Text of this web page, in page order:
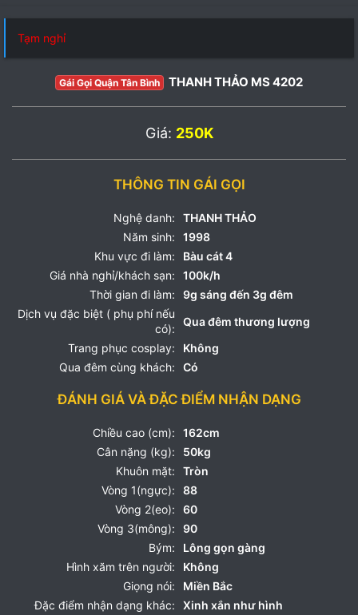
Tạm nghỉ
Gái Gọi Quận Tân Bình THANH THẢO MS 4202
Giá: 250K
THÔNG TIN GÁI GỌI
Nghệ danh:
THANH THẢO
Năm sinh:
1998
Khu vực đi làm:
Bàu cát 4
Giá nhà nghỉ/khách sạn:
100k/h
Thời gian đi làm:
9g sáng đến 3g đêm
Dịch vụ đặc biệt ( phụ phí nếu
có):
Qua đêm thương lượng
Trang phục cosplay:
Không
Qua đêm cùng khách:
Có
ĐÁNH GIÁ VÀ ĐẶC ĐIỂM NHẬN DẠNG
Chiều cao (cm):
162cm
Cân nặng (kg):
50kg
Khuôn mặt:
Tròn
Vòng 1(ngực):
88
Vòng 2(eo):
60
Vòng 3(mông):
90
Bým:
Lông gọn gàng
Hình xăm trên người:
Không
Giọng nói:
Miền Bắc
Đặc điểm nhận dạng khác:
Xinh xắn như hình